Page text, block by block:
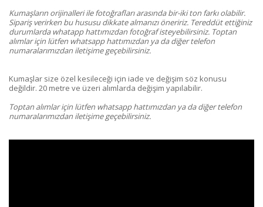
Kumaşların orijinalleri ile fotoğrafları arasında bir-iki ton farkı olabilir.
Sipariş verirken bu hususu dikkate almanızı öneririz. Tereddüt ettiğiniz
durumlarda whatapp hattımızdan fotoğraf isteyebilirsiniz. Toptan
alımlar için lütfen whatsapp hattımızdan ya da diğer telefon
numaralarımızdan iletişime geçebilirsiniz.
Kumaşlar size özel kesileceği için iade ve değişim söz konusu
değildir. 20 metre ve üzeri alımlarda değişim yapılabilir.
Toptan alımlar için lütfen whatsapp hattımızdan ya da diğer telefon
numaralarımızdan iletişime geçebilirsiniz.